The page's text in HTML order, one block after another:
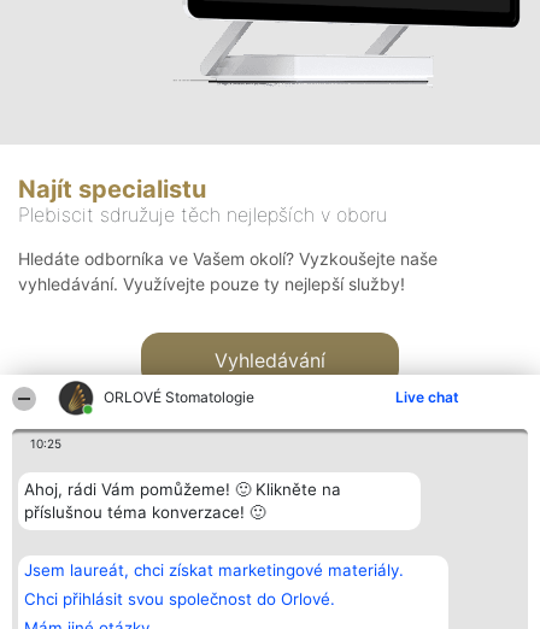
ORLOVÉ Stomatologie Live chat
10:25
Ahoj, rádi Vám pomůžeme! 🙂 Klikněte na
příslušnou téma konverzace! 🙂
Jsem laureát, chci získat marketingové materiály.
Chci přihlásit svou společnost do Orlové.
Najít specialistu
Plebiscit sdružuje těch nejlepších v oboru
Hledáte odborníka ve Vašem okolí? Vyzkoušejte naše
vyhledávání. Využívejte pouze ty nejlepší služby!
Vyhledávání
Bright Side Solutions sp. z o.
o. sp. k.
ul. Ruska 22
Wrocław 50-079
Vítězové
Seznam všech
laureátů
Zásady
Kontakt